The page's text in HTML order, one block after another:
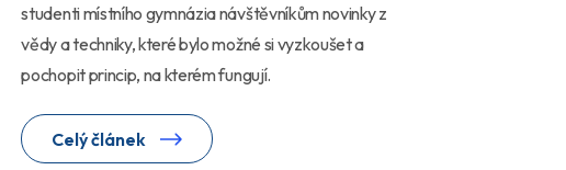
studenti místního gymnázia návštěvníkům novinky z
vědy a techniky, které bylo možné si vyzkoušet a
pochopit princip, na kterém fungují.
Celý článek